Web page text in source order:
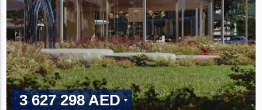
3 627 298 AED